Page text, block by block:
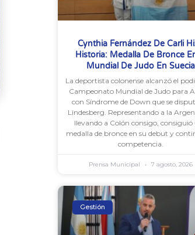
Cynthia Fernández De Carli
Historia: Medalla De Bronce
Mundial De Judo En Suecia
La deportista colonense alcanzó el
Campeonato Mundial de Judo para
con Síndrome de Down que se
Lindesberg. Representando a la
llevando a Colón consigo, consiguió
medalla de bronce en su debut y
competencia.
Prensa Municipal 7 agosto, 2026
Gestión